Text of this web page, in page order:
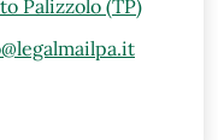
Palizzolo (TP)